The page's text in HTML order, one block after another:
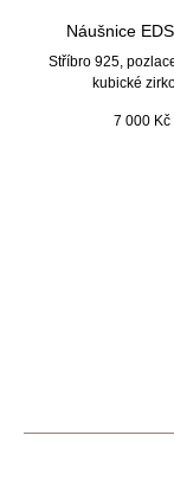
Náušnice
Stříbro 925,
kubické
7 000 Kč